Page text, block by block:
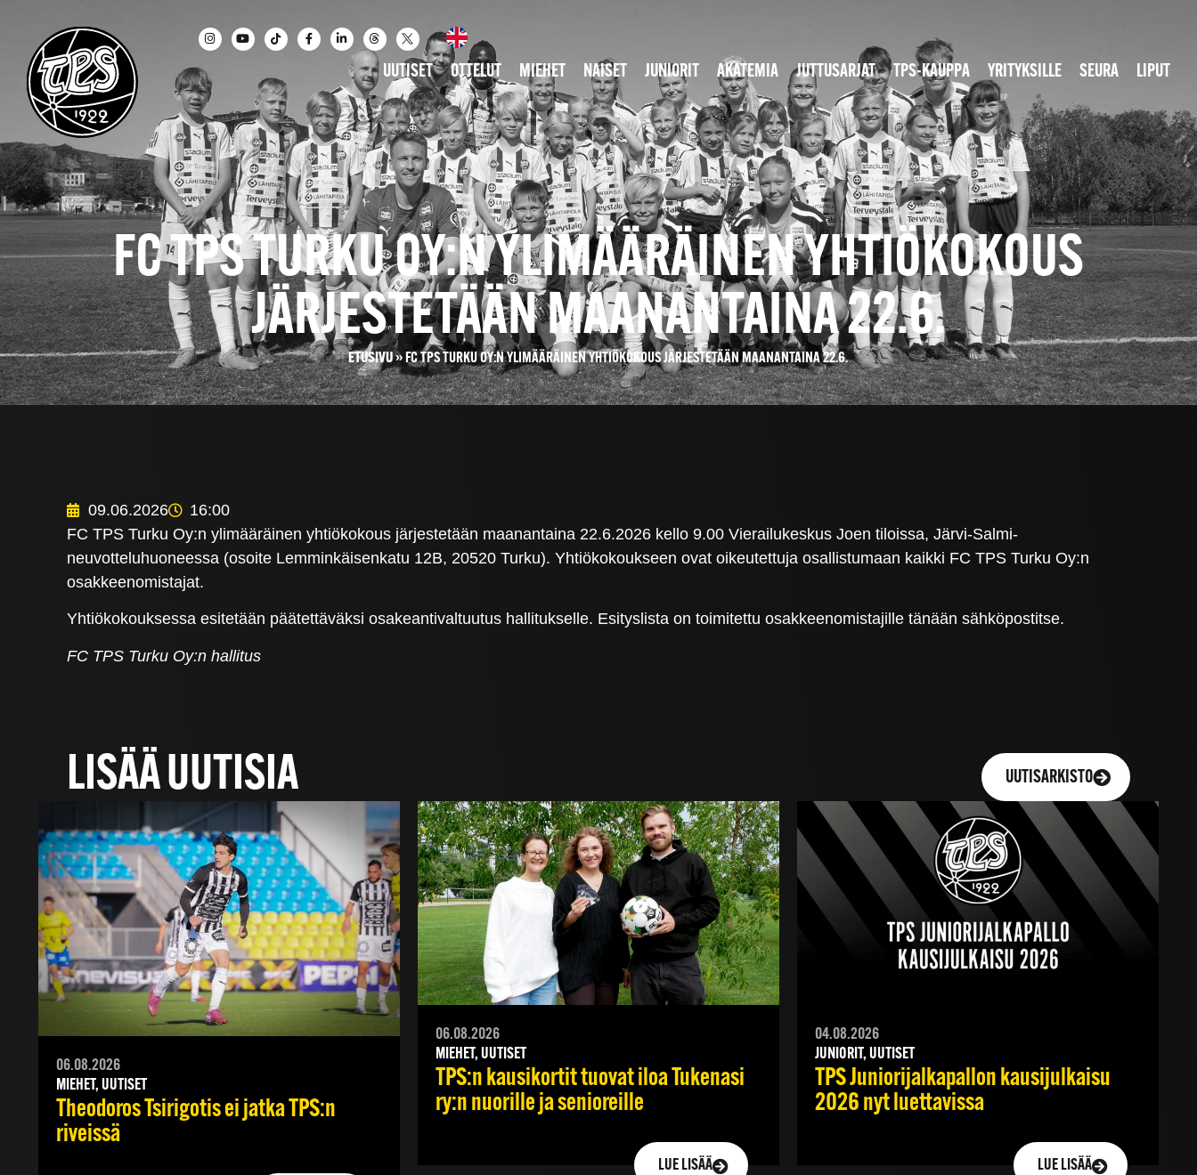
UUTISET OTTELUT MIEHET NAISET JUNIORIT AKATEMIA JUTTUSARJAT TPS-KAUPPA YRITYKSILLE SEURA LIPUT
FC TPS TURKU OY:N YLIMÄÄRÄINEN YHTIÖKOKOUS
JÄRJESTETÄÄN MAANANTAINA 22.6.
ETUSIVU» FC TPS TURKU OY:N YLIMÄÄRÄINEN YHTIÖKOKOUS JÄRJESTETÄÄN MAANANTAINA 22.6.
09.06.2026
16:00
FC TPS Turku Oy:n ylimääräinen yhtiökokous järjestetään maanantaina 22.6.2026 kello 9.00 Vierailukeskus Joen tiloissa, Järvi-Salmi-
neuvotteluhuoneessa (osoite Lemminkäisenkatu 12B, 20520 Turku). Yhtiökokoukseen ovat oikeutettuja osallistumaan kaikki FC TPS Turku Oy:n
osakkeenomistajat.
Yhtiökokouksessa esitetään päätettäväksi osakeantivaltuutus hallitukselle. Esityslista on toimitettu osakkeenomistajille tänään sähköpostitse.
FC TPS Turku Oy:n hallitus
LISÄÄ UUTISIA UUTISARKISTO
06.08.2026
MIEHET, UUTISET
Theodoros Tsirigotis ei jatka TPS:n
riveissä
06.08.2026
MIEHET, UUTISET
TPS:n kausikortit tuovat iloa Tukenasi
ry:n nuorille ja senioreille
LUE LISÄÄ
04.08.2026
JUNIORIT, UUTISET
TPS Juniorijalkapallon kausijulkaisu
2026 nyt luettavissa
LUE LISÄÄ